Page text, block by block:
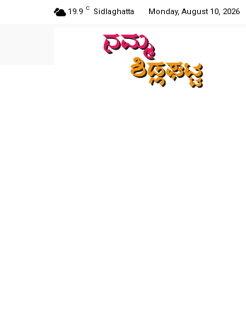
19.9 C Sidlaghatta Monday, August 10, 2026